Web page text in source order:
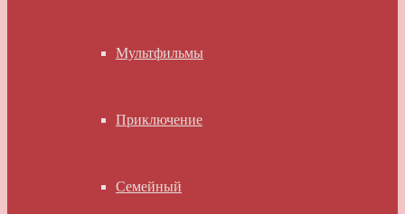
Мультфильмы
Приключение
Семейный